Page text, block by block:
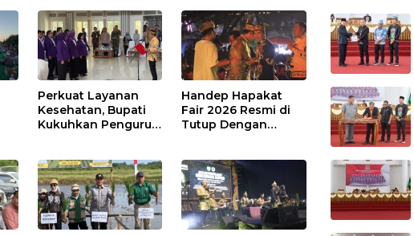
Perkuat Layanan
Kesehatan, Bupati
Kukuhkan Pengurus
Handep Hapakat
Fair 2026 Resmi di
Tutup Dengan